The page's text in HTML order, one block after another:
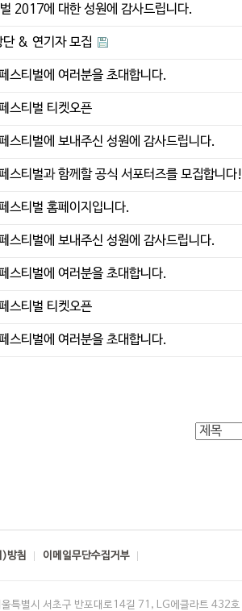
2017에 대한 성원에 감사드립니다.
단 & 연기자 모집
스티벌에 여러분을 초대합니다.
스티벌 티켓오픈
스티벌에 보내주신 성원에 감사드립니다.
스티벌과 함께할 공식 서포터즈를 모집합니다!
스티벌 홈페이지입니다.
스티벌에 보내주신 성원에 감사드립니다.
스티벌에 여러분을 초대합니다.
스티벌 티켓오픈
스티벌에 여러분을 초대합니다.
방침 이메일무단수집거부
특별시 서초구 반포대로14길 71, LG에클라트 432호